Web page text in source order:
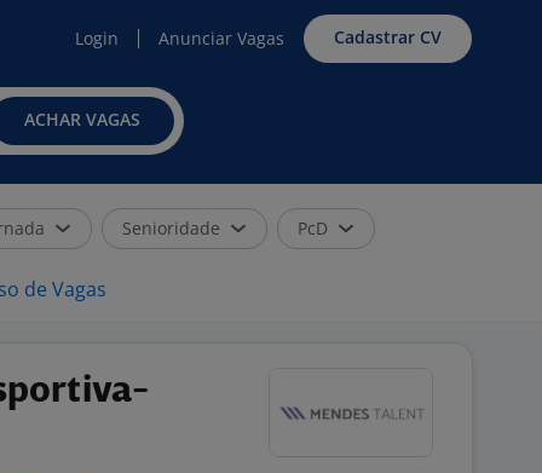
Login Anunciar Vagas Cadastrar CV
ACHAR VAGAS
Senioridade PcD
de Vagas